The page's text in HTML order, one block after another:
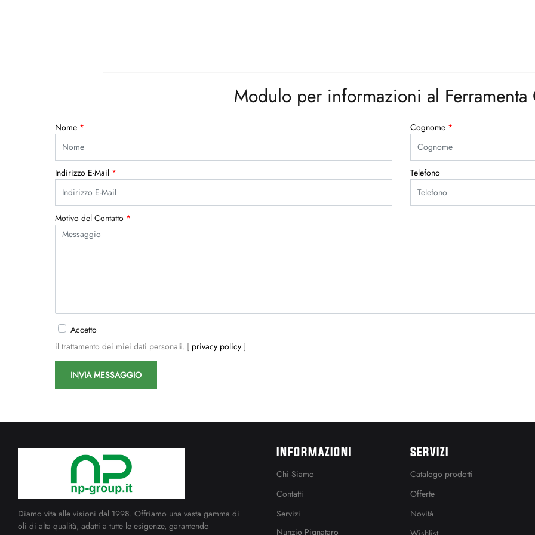
Modulo per informazioni al Ferramenta
Nome * Cognome *
Indirizzo E-Mail * Telefono
Motivo del Contatto *
Accetto
il trattamento dei miei dati personali. [ privacy policy ]
Diamo vita alle visioni dal 1998. Offriamo una vasta gamma di
oli di alta qualità, adatti a tutte le esigenze, garantendo
INFORMAZIONI
Chi Siamo
Contatti
Servizi
Nunzio Pignataro
SERVIZI
Catalogo prodotti
Offerte
Novità